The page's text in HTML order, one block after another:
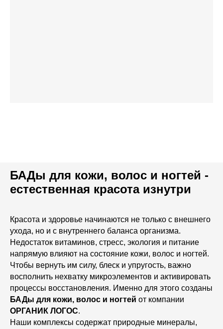
БАДы для кожи, волос и ногтей -
естественная красота изнутри
Красота и здоровье начинаются не только с внешнего
ухода, но и с внутреннего баланса организма.
Недостаток витаминов, стресс, экология и питание
напрямую влияют на состояние кожи, волос и ногтей.
Чтобы вернуть им силу, блеск и упругость, важно
восполнить нехватку микроэлементов и активировать
процессы восстановления. Именно для этого созданы
БАДы для кожи, волос и ногтей от компании
ОРГАНИК ЛОГОС.
Наши комплексы содержат природные минералы,